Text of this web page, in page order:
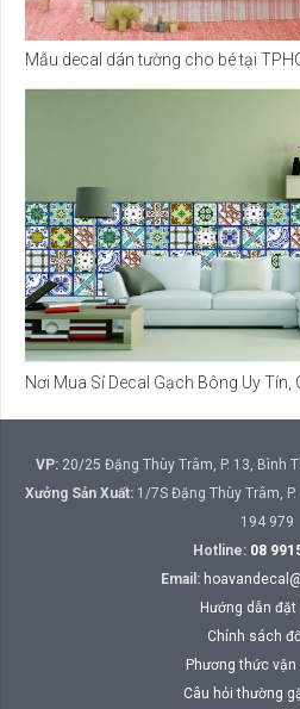
Mẫu decal dán tường cho bé tại
Nơi Mua Sỉ Decal Gạch Bông Uy Tín,
VP:20/25 Đặng Thùy Trâm, P. 13, Bình
Xưởng Sản Xuất: 1/7S Đặng Thùy Trâm,
194 979
Hotline: 08
Email:
Hướng dẫn đặt
Chính sách
Phương thức vận
Câu hỏi thường